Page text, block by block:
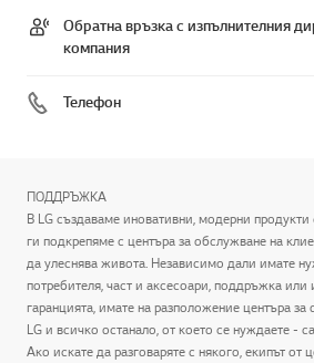
Обратна връзка с изпълнителния
компания
Телефон
ПОДДРЪЖКА
В LG създаваме иновативни, модерни продукти
ги подкрепяме с центъра за обслужване на
да улеснява живота. Независимо дали имате
потребителя, част и аксесоари, поддръжка
гаранцията, имате на разположение центъра
LG и всичко останало, от което се нуждаете -
Ако искате да разговаряте с някого, екипът от